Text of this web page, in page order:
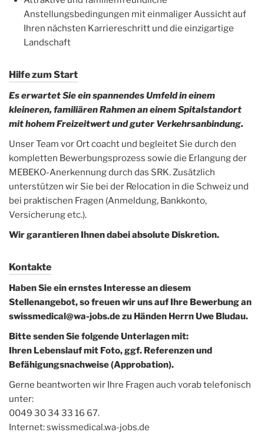
Anstellungsbedingungen mit einmaliger Aussicht auf
Ihren nächsten Karriereschritt und die einzigartige
Landschaft
Hilfe zum Start
Es erwartet Sie ein spannendes Umfeld in einem
kleineren, familiären Rahmen an einem Spitalstandort
mit hohem Freizeitwert und guter Verkehrsanbindung.
Unser Team vor Ort coacht und begleitet Sie durch den
kompletten Bewerbungsprozess sowie die Erlangung der
MEBEKO-Anerkennung durch das SRK. Zusätzlich
unterstützen wir Sie bei der Relocation in die Schweiz und
bei praktischen Fragen (Anmeldung, Bankkonto,
Versicherung etc.).
Wir garantieren Ihnen dabei absolute Diskretion.
Kontakte
Haben Sie ein ernstes Interesse an diesem
Stellenangebot, so freuen wir uns auf Ihre Bewerbung an
swissmedical@wa-jobs.de zu Händen Herrn Uwe Bludau.
Bitte senden Sie folgende Unterlagen mit:
Ihren Lebenslauf mit Foto, ggf. Referenzen und
Befähigungsnachweise (Approbation).
Gerne beantworten wir Ihre Fragen auch vorab telefonisch
unter:
0049 30 34 33 16 67.
Internet: swissmedical.wa-jobs.de